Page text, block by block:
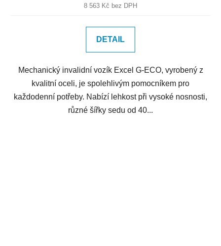
8 563 Kč bez DPH
DETAIL
Mechanický invalidní vozík Excel G-ECO, vyrobený z
kvalitní oceli, je spolehlivým pomocníkem pro
každodenní potřeby. Nabízí lehkost při vysoké nosnosti,
různé šířky sedu od 40...